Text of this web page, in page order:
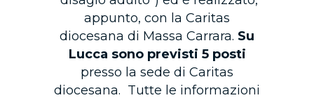
appunto, con la Caritas
diocesana di Massa Carrara. Su
Lucca sono previsti 5 posti
presso la sede di Caritas
diocesana. Tutte le informazioni